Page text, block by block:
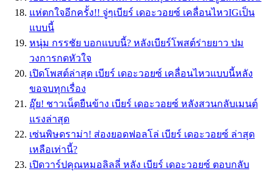
แห่ตกใจอีกครั้ง!! จู่ๆเบียร์ เดอะวอยซ์ เคลื่อนไหวIGเป็น
แบบนี้
หนุ่ม กรรชัย บอกแบบนี้? หลังเบียร์โพสต์ร่ายยาว ปม
วงการกดหัวใจ
เปิดโพสต์ล่าสุด เบียร์ เดอะวอยซ์ เคลื่อนไหวแบบนี้หลัง
ขอจบทุกเรื่อง
อุ๊ย! ชาวเน็ตยืนข้าง เบียร์ เดอะวอยซ์ หลังสวนกลับเมนต์
แรงล่าสุด
เซ่นพิษดราม่า! ส่องยอดฟอลโล่ เบียร์ เดอะวอยซ์ ล่าสุด
เหลือเท่านี้?
เปิดวาร์ปคุณหมอลิลลี่ หลัง เบียร์ เดอะวอยซ์ ตอบกลับ